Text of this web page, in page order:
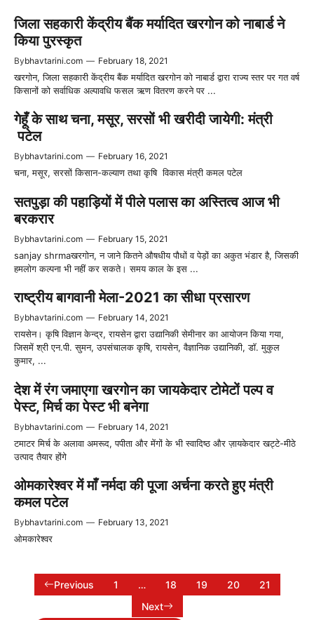
जिला सहकारी केंद्रीय बैंक मर्यादित खरगोन को नाबार्ड ने
किया पुरस्कृत
Bybhavtarini.com — February 18, 2021
खरगोन, जिला सहकारी केंद्रीय बैंक मर्यादित खरगोन को नाबार्ड द्वारा राज्य स्तर पर गत वर्ष
किसानों को सर्वाधिक अल्पावधि फसल ऋण वितरण करने पर ...
गेहूँ के साथ चना, मसूर, सरसों भी खरीदी जायेगी: मंत्री
पटेल
Bybhavtarini.com — February 16, 2021
चना, मसूर, सरसों किसान-कल्याण तथा कृषि विकास मंत्री कमल पटेल
सतपुड़ा की पहाड़ियों में पीले पलास का अस्तित्व आज भी
बरकरार
Bybhavtarini.com — February 15, 2021
sanjay shrmaखरगोन, न जाने कितने औषधीय पौधों व पेड़ों का अकुत भंडार है, जिसकी
हमलोग कल्पना भी नहीं कर सकते। समय काल के इस ...
राष्ट्रीय बागवानी मेला-2021 का सीधा प्रसारण
Bybhavtarini.com — February 14, 2021
रायसेन। कृषि विज्ञान केन्द्र, रायसेन द्वारा उद्यानिकी सेमीनार का आयोजन किया गया,
जिसमें श्री एन.पी. सुमन, उपसंचालक कृषि, रायसेन, वैज्ञानिक उद्यानिकी, डाॅ. मुकुल
कुमार, ...
देश में रंग जमाएगा खरगोन का जायकेदार टोमेटों पल्प व
पेस्ट, मिर्च का पेस्ट भी बनेगा
Bybhavtarini.com — February 14, 2021
टमाटर मिर्च के अलावा अमरूद, पपीता और मेंगों के भी स्वादिष्ठ और ज़ायकेदार खट्टे-मीठे
उत्पाद तैयार होंगे
ओमकारेश्वर में माँ नर्मदा की पूजा अर्चना करते हुए मंत्री
कमल पटेल
Bybhavtarini.com — February 13, 2021
ओमकारेश्वर
Previous 1 … 18 19 20
21
Next